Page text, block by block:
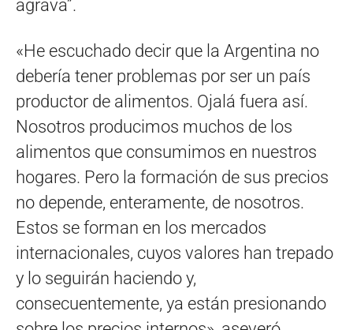
agrava”.
«He escuchado decir que la Argentina no
debería tener problemas por ser un país
productor de alimentos. Ojalá fuera así.
Nosotros producimos muchos de los
alimentos que consumimos en nuestros
hogares. Pero la formación de sus precios
no depende, enteramente, de nosotros.
Estos se forman en los mercados
internacionales, cuyos valores han trepado
y lo seguirán haciendo y,
consecuentemente, ya están presionando